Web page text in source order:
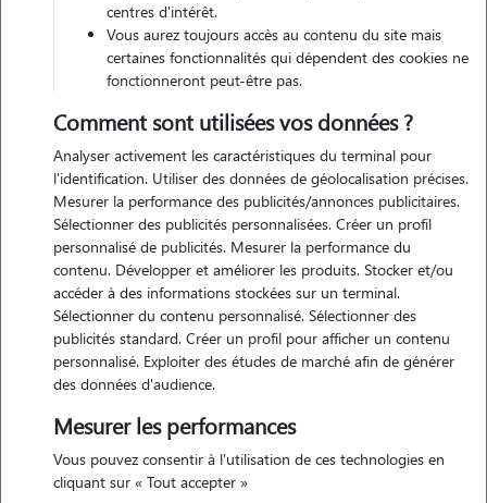
Motivation
madame, monsieur, je m'appelle alicia, je suis de nature douce, j'adore
nos amis à poiles long donc je me ferai une joie de prendre du temps
pour ces merveilleuse bête j'ai moi même eu des chiens et des chats
durant mon enfance. dans l'attente d'une réponse à ma candidature,
je reste à votre disposition, je vous adresse madame, monsieur mes
sincères salutations. mme
Expérience
j'ai toujours grandi avec des chiens depuis ma naissance, j'ai
centres d'intérêt.
Vous aurez toujours accès au contenu du site mais
certaines fonctionnalités qui dépendent des cookies ne
fonctionneront peut-être pas.
Comment sont utilisées vos données ?
Analyser activement les caractéristiques du terminal pour
l'identification. Utiliser des données de géolocalisation précises.
Mesurer la performance des publicités/annonces publicitaires.
Sélectionner des publicités personnalisées. Créer un profil
personnalisé de publicités. Mesurer la performance du
contenu. Développer et améliorer les produits. Stocker et/ou
accéder à des informations stockées sur un terminal.
Sélectionner du contenu personnalisé. Sélectionner des
publicités standard. Créer un profil pour afficher un contenu
personnalisé. Exploiter des études de marché afin de générer
des données d'audience.
Mesurer les performances
Vous pouvez consentir à l'utilisation de ces technologies en
cliquant sur « Tout accepter »